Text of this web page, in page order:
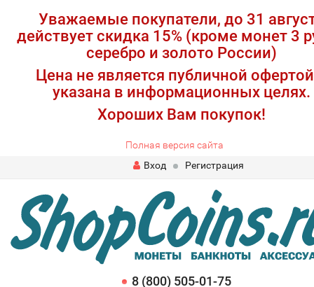
Уважаемые покупатели, до 31
действует скидка 15% (кроме монет 3
серебро и золото России)
Цена не является публичной
указана в информационных целях.
Хороших Вам покупок!
Полная версия сайта
Вход
Регистрация
8 (800) 505-01-75